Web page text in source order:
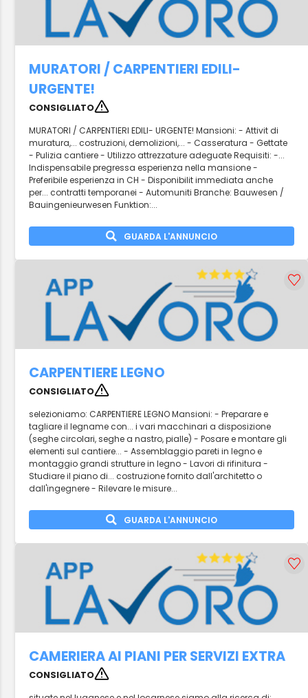
MURATORI / CARPENTIERI EDILI-
URGENTE!
CONSIGLIATO
MURATORI / CARPENTIERI EDILI- URGENTE! Mansioni: - Attivit di
muratura,... costruzioni, demolizioni,... - Casseratura - Gettate
- Pulizia cantiere - Utilizzo attrezzature adeguate Requisiti: -...
Indispensabile pregressa esperienza nella mansione -
Preferibile esperienza in CH - Disponibilit immediata anche
per... contratti temporanei - Automuniti Branche: Bauwesen /
Bauingenieurwesen Funktion:...
GUARDA L'ANNUNCIO
CARPENTIERE LEGNO
CONSIGLIATO
selezioniamo: CARPENTIERE LEGNO Mansioni: - Preparare e
tagliare il legname con... i vari macchinari a disposizione
(seghe circolari, seghe a nastro, pialle) - Posare e montare gli
elementi sul cantiere... - Assemblaggio pareti in legno e
montaggio grandi strutture in legno - Lavori di rifinitura -
Studiare il piano di... costruzione fornito dall'architetto o
dall'ingegnere - Rilevare le misure...
GUARDA L'ANNUNCIO
CAMERIERA AI PIANI PER SERVIZI EXTRA
CONSIGLIATO